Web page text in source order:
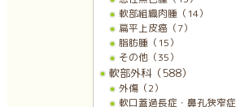
軟部組織肉腫（14）
扁平上皮癌（7）
脂肪腫（15）
その他（35）
軟部外科（588）
外傷（2）
軟口蓋過長症・鼻孔狭窄症